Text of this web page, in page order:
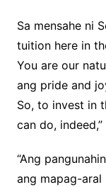
Sa mensahe ni
tuition here in
You are our
ang pride and
So, to invest in
can do, indeed,”
“Ang
ang mapag-aral